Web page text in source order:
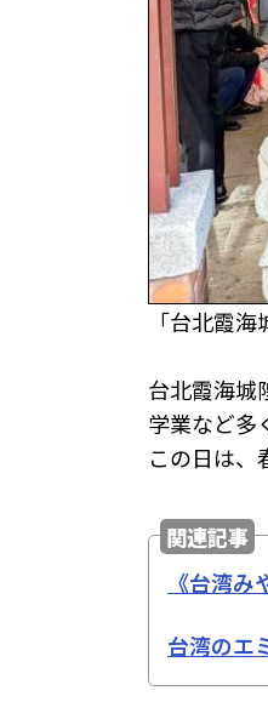
「台北霞海
台北霞海城
学業など多
この日は、
関連記事
《台湾
台湾のエ